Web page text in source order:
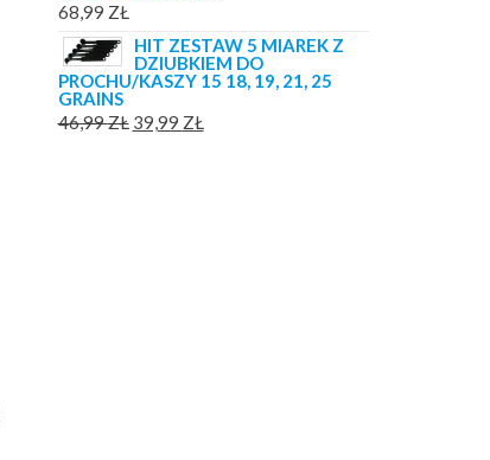
68,99 ZŁ
HIT ZESTAW 5 MIAREK Z
DZIUBKIEM DO
PROCHU/KASZY 15 18, 19, 21, 25
GRAINS
46,99ZŁ PIERWOTNA
39,99 ZŁ